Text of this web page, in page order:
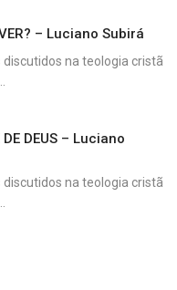
– Luciano Subirá
na teologia cristã
DE DEUS – Luciano
na teologia cristã